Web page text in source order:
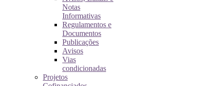
Notas
Informativas
Regulamentos e
Documentos
Publicações
Avisos
Vias
condicionadas
Projetos